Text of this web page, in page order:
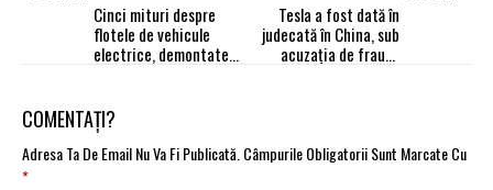
Cinci mituri despre
flotele de vehicule
electrice, demontate
Tesla a fost dată în
judecată în China, sub
acuzația de fraudă
COMENTAȚI?
Adresa Ta De Email Nu Va Fi Publicată. Câmpurile Obligatorii Sunt Marcate Cu
*